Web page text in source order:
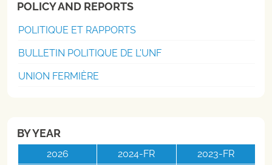
POLICY AND REPORTS
POLITIQUE ET RAPPORTS
BULLETIN POLITIQUE DE L'UNF
UNION FERMIÈRE
BY YEAR
2026 2024-FR
2023-FR